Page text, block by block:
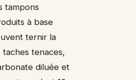
tampons
à base
ternir la
tenaces,
diluée et